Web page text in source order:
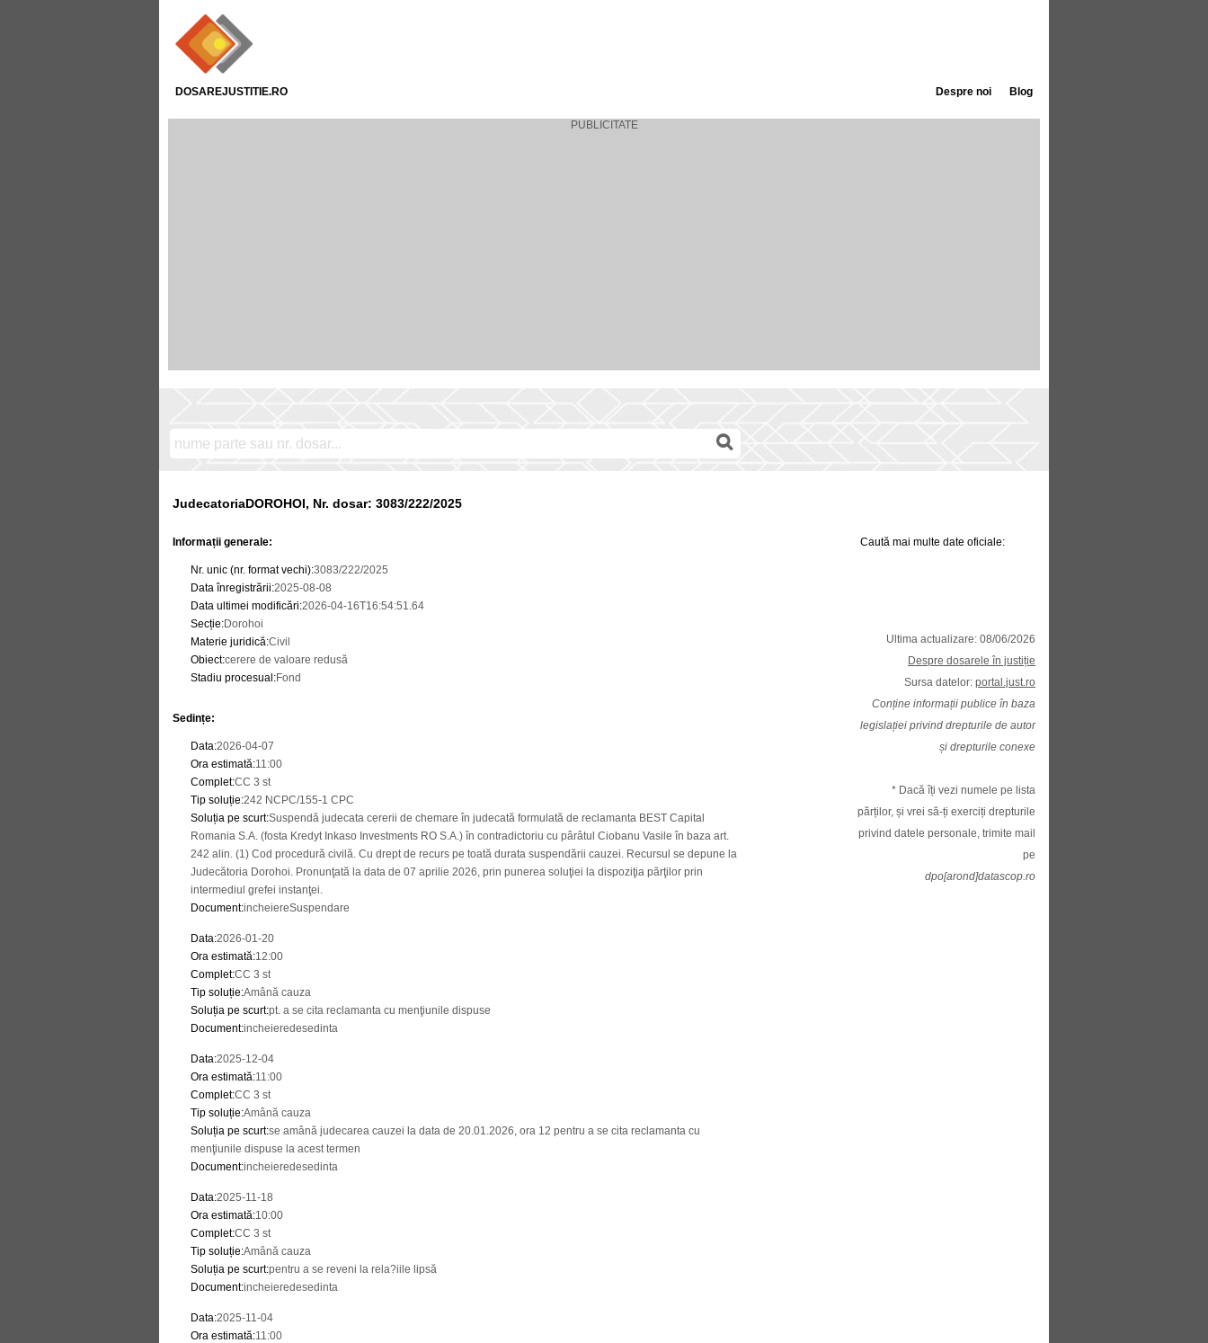
DOSAREJUSTITIE.RO Blog
Despre noi
JudecatoriaDOROHOI, Nr. dosar: 3083/222/2025
Informații generale:
Nr. unic (nr. format vechi):3083/222/2025
Data înregistrării:2025-08-08
Data ultimei modificări:2026-04-16T16:54:51.64
Secție:Dorohoi
Materie juridică:Civil
Obiect:cerere de valoare redusă
Stadiu procesual :Fond
Sedințe:
Data:2026-04-07
Ora estimată:11:00
Complet:CC 3 st
Tip soluție:242 NCPC/155-1 CPC
Soluția pe scurt:Suspendă judecata cererii de chemare în judecată formulată de reclamanta BEST Capital
Romania S.A. (fosta Kredyt Inkaso Investments RO S.A.) în contradictoriu cu pârâtul Ciobanu Vasile în baza art.
242 alin. (1) Cod procedură civilă. Cu drept de recurs pe toată durata suspendării cauzei. Recursul se depune la
Judecătoria Dorohoi. Pronunţată la data de 07 aprilie 2026, prin punerea soluţiei la dispoziţia părţilor prin
intermediul grefei instanţei.
Document:incheiereSuspendare
Data:2026-01-20
Ora estimată:12:00
Complet:CC 3 st
Tip soluție:Amână cauza
Soluția pe scurt:pt. a se cita reclamanta cu menţiunile dispuse
Document:incheieredesedinta
Data:2025-12-04
Ora estimată:11:00
Complet:CC 3 st
Tip soluție:Amână cauza
Soluția pe scurt:se amână judecarea cauzei la data de 20.01.2026, ora 12 pentru a se cita reclamanta cu
menţiunile dispuse la acest termen
Document:incheieredesedinta
Data:2025-11-18
Ora estimată:10:00
Complet:CC 3 st
Tip soluție:Amână cauza
Soluția pe scurt:pentru a se reveni la rela?iile lipsă
Document:incheieredesedinta
Data:2025-11-04
Ora estimată:11:00
Caută mai multe date oficiale:
Ultima actualizare: 08/06/2026
Despre dosarele în justiție
Sursa datelor: portal.just.ro
Conține informații publice în baza
legislației privind drepturile de autor
și drepturile conexe
* Dacă îți vezi numele pe lista
părților, și vrei să-ți exerciți drepturile
privind datele personale, trimite mail
pe
dpo[arond]datascop.ro